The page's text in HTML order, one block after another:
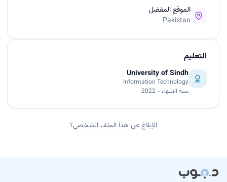
الموقع المفضل
Pakistan
التعليم
University of Sindh
Information Technology
سنة الانتهاء - 2022
الإبلاغ عن هذا الملف الشخصي؟